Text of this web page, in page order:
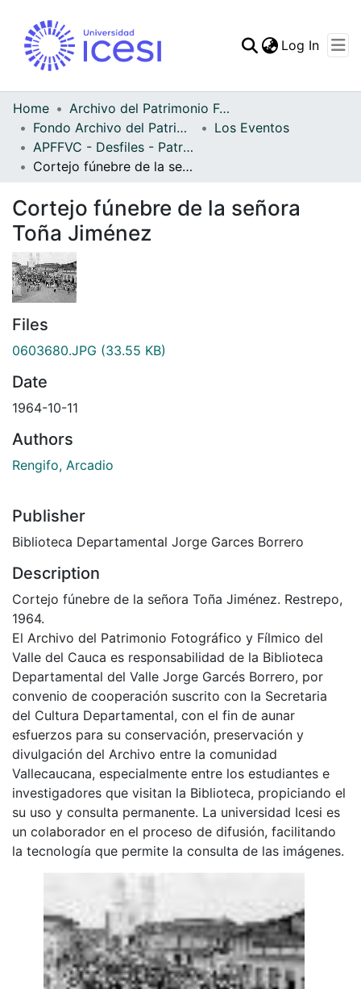
Statistics
Log In
Home
Archivo del Patrimonio Fotográfico y Fílmico del Valle del Cauca
Fondo Archivo del Patrimonio Fotográfico y Fílmico del Valle del Cauca
Los Eventos
APFFVC - Desfiles - Patrimonial
Cortejo fúnebre de la señora Toña Jiménez
Cortejo fúnebre de la señora
Toña Jiménez
Files
0603680.JPG (33.55 KB)
Date
1964-10-11
Authors
Rengifo, Arcadio
Publisher
Biblioteca Departamental Jorge Garces Borrero
Description
Cortejo fúnebre de la señora Toña Jiménez. Restrepo,
1964.
El Archivo del Patrimonio Fotográfico y Fílmico del
Valle del Cauca es responsabilidad de la Biblioteca
Departamental del Valle Jorge Garcés Borrero, por
convenio de cooperación suscrito con la Secretaria
del Cultura Departamental, con el fin de aunar
esfuerzos para su conservación, preservación y
divulgación del Archivo entre la comunidad
Vallecaucana, especialmente entre los estudiantes e
investigadores que visitan la Biblioteca, propiciando el
su uso y consulta permanente. La universidad Icesi es
un colaborador en el proceso de difusión, facilitando
la tecnología que permite la consulta de las imágenes.